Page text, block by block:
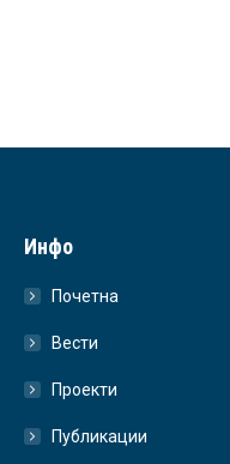
Инфо
Почетна
Вести
Проекти
Публикации